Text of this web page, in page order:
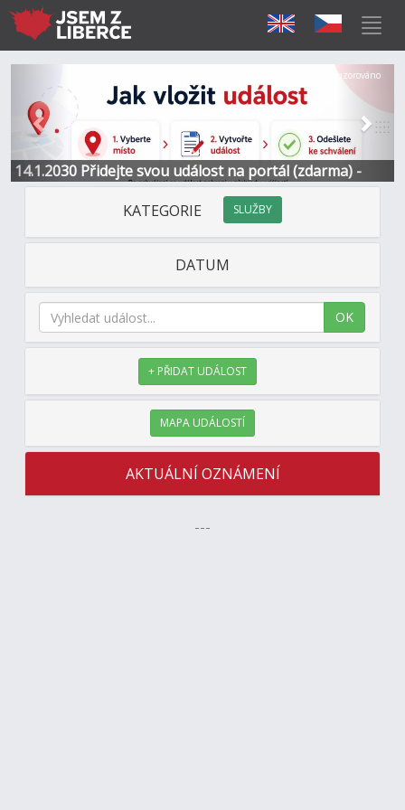
14.1.2030 Přidejte svou událost na portál (zdarma) -
Informace a kontakt
Další
Sponzorováno
KATEGORIE SLUŽBY
DATUM
OK
+ PŘIDAT UDÁLOST
MAPA UDÁLOSTÍ
AKTUÁLNÍ OZNÁMENÍ
---